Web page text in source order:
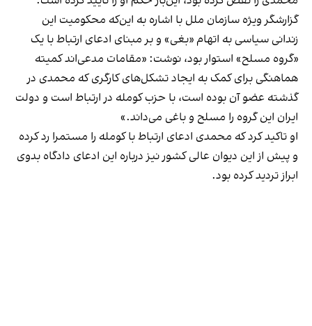
گزارشگر ویژه سازمان ملل با اشاره به این‌که محکومیت این
زندانی سیاسی به اتهام «بغی» و بر مبنای ادعای ارتباط با یک
«گروه مسلح» استوار بود، نوشت: «مقامات مدعی‌اند کمیته‌
هماهنگی برای کمک به ایجاد تشکل‌های کارگری که محمدی در
گذشته عضو آن بوده است، با حزب کومله در ارتباط است و دولت
ایران این گروه را مسلح و باغی می‌داند.»
او تاکید کرد که محمدی ادعای ارتباط با کومله را مستمرا رد کرده
و پیش از این دیوان عالی کشور نیز درباره‌ این ادعای دادگاه بدوی
ابراز تردید کرده بود.